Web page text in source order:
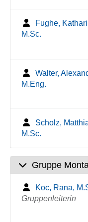
Fughe,
M.Sc.
Walter,
M.Eng.
Scholz,
M.Sc.
Gruppe
Koc, Rana,
Gruppenleiterin